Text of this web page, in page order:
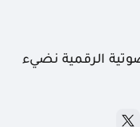
الرقمية نضيء